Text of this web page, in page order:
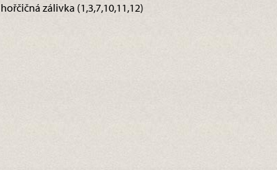
zálivka (1,3,7,10,11,12)